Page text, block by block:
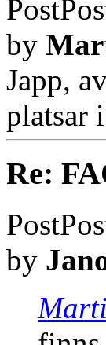
Post
by
Japp,
platsar
Re:
Post
by